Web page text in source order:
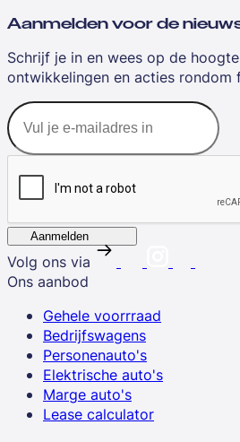
Aanmelden voor de
Schrijf je in en wees op de
ontwikkelingen en acties rondom
Aanmelden
Volg ons via
Ons aanbod
Gehele voorrraad
Bedrijfswagens
Personenauto's
Elektrische auto's
Marge auto's
Lease calculator